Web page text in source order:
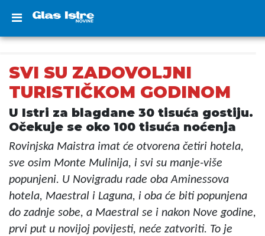
SVI SU ZADOVOLJNI
TURISTIČKOM GODINOM
U Istri za blagdane 30 tisuća gostiju.
Očekuje se oko 100 tisuća noćenja
Rovinjska Maistra imat će otvorena četiri hotela,
sve osim Monte Mulinija, i svi su manje-više
popunjeni. U Novigradu rade oba Aminessova
hotela, Maestral i Laguna, i oba će biti popunjena
do zadnje sobe, a Maestral se i nakon Nove godine,
prvi put u novijoj povijesti, neće zatvoriti. To je